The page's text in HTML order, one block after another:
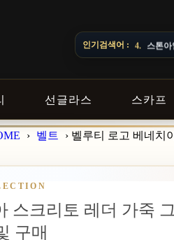
역에 따라 배송 일정이 달라질 수 있
인기검색어 : 4. 스톤아
선글라스 스카프
› 벨트 › 벨루티 로고 베네치
스크리토 레더 가죽
구매